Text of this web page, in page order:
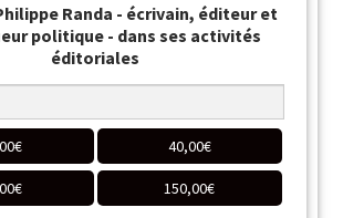
Randa - écrivain, éditeur et
politique - dans ses activités
éditoriales
€ 40,00€
€ 150,00€